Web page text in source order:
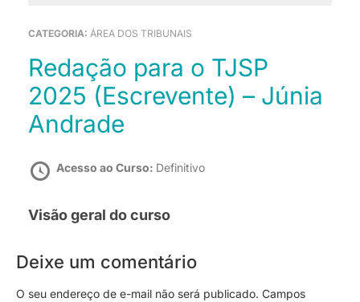
CATEGORIA: ÁREA DOS TRIBUNAIS
Redação para o TJSP
2025 (Escrevente) – Júnia
Andrade
Acesso ao Curso: Definitivo
Visão geral do curso
Deixe um comentário
O seu endereço de e-mail não será publicado. Campos